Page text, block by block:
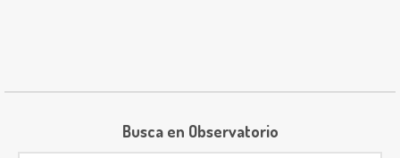
Busca en Observatorio